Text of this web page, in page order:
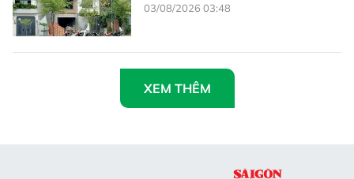
03/08/2026 03:48
XEM THÊM